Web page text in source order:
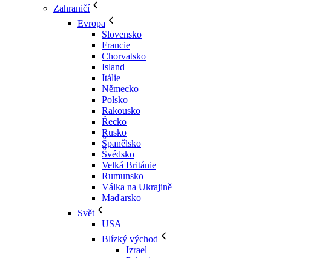
Zahraničí
Evropa
Slovensko
Francie
Chorvatsko
Island
Itálie
Německo
Polsko
Rakousko
Řecko
Rusko
Španělsko
Švédsko
Velká Británie
Rumunsko
Válka na Ukrajině
Maďarsko
Svět
USA
Blízký východ
Izrael